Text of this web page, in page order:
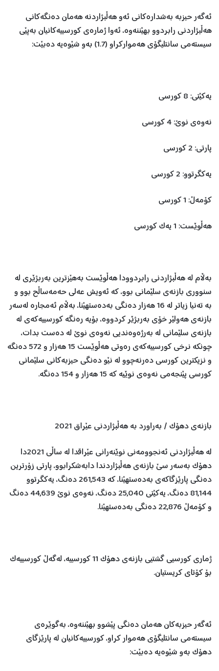
ئەگەر حیزبە بەشدارەکانی ئەو هەڵبژاردنە هەمان دەنگەکانی
هەڵبژاردنی رابردوو بهێننەوە، ئەوا ژمارەی کورسییەکانیان بەپێی
سیستەمی سانتلیگۆی هەموارکراو (1.7) بەو شێوەیە دەبێت:
یەکێتی: 8 کورسی
نەوەی نوێ: 4 کورسی
پارتی: 2 کورسی
یەکگرتوو: 2 کورسی
کۆمەڵ: 1 کورسی
هەڵوێست: 1 یەک کورسی
بەڵام لە هەڵبژاردنی رابردوودا هەڵوێست بەهێزترین بەربژێری لە
سنووری بازنەی سلێمانی بوو، کە ئەویش عەلی حەمەساڵح بوو و
بە تەنیا زیاتر لە 16 هەزار دەنگی بەدەستهێنا، بەڵام ئەمجارە لەسەر
بازنەی هەولێر خۆی بەربژێر کردووە، بۆیە رەنگە کورسییەکەی لە
بازنەی سلێمانی لە بەرژەوەندیی نەوەی نوێ لە دەست بدات،
چونکە نرخی کورسییەکەی رەوتی هەڵوێست 15 هەزار و 572 دەنگە
و نزیکترین کورسی دەرنەچوو لە نێو دەنگی حیزبەکانی سلێمانی
کورسی پێنجەمی نەوەی نوێیە کە 15 هەزار و 154 دەنگە.
بازنەی دهۆک / بەراورد بە هەڵبژاردنی عێراق 2021
لە هەڵبژاردنی ئەنجوومەنی نوێنەرانی عێراقدا لە ساڵی 2021دا
دهۆک بەسەر سێ بازنەی هەڵبژاردندا دابەشکرابوو، پارتی زۆرترین
دەنگی پارێزگاکەی بەدەستهێنا، کە 261,543 دەنگ، یەکگرتوو
81,144 دەنگ، یەکێتی 25,040 دەنگ، نەوەی نوێ 44,639 دەنگ
و کۆمەڵ 22,876 دەنگی بەدەستهێنا.
ژماری کورسیی گشتیی بازنەی دهۆک 11 کورسییە، لەگەڵ کورسییەک
بۆ کۆتای کریستیان.
ئەگەر حیزبەکان هەمان دەنگی پێشوو بهێننەوە، بەگوێرەی
سیستەمی سانتلیگۆی هەموار کراو، کورسییەکانیان لە پارێزگای
دهۆک بەو شێوەیە دەبێت: